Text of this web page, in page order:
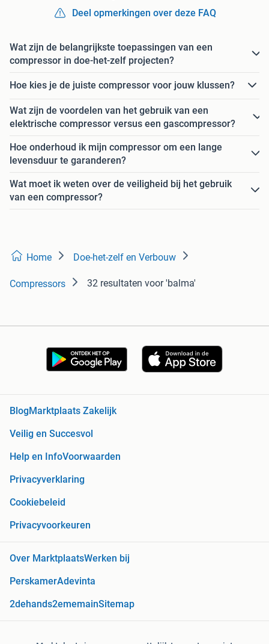
Deel opmerkingen over deze FAQ
Wat zijn de belangrijkste toepassingen van een
compressor in doe-het-zelf projecten?
Hoe kies je de juiste compressor voor jouw klussen?
Wat zijn de voordelen van het gebruik van een
elektrische compressor versus een gascompressor?
Hoe onderhoud ik mijn compressor om een lange
levensduur te garanderen?
Wat moet ik weten over de veiligheid bij het gebruik
van een compressor?
Home Doe-het-zelf en Verbouw
Compressors 32 resultaten voor 'balma'
BlogMarktplaats Zakelijk
Veilig en Succesvol
Help en InfoVoorwaarden
Privacyverklaring
Cookiebeleid
Privacyvoorkeuren
Over MarktplaatsWerken bij
PerskamerAdevinta
2dehands2ememainSitemap